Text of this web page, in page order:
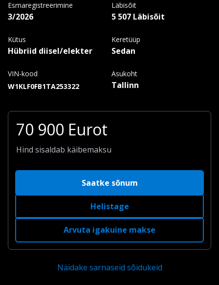
Esmaregistreerimine
3/2026
Läbisõit
5 507 Läbisõit
Kütus
Hübriid diisel/elekter
Keretüüp
Sedan
VIN-kood
W1KLF0FB1TA253322
Asukoht
Tallinn
70 900 Eurot
Hind sisaldab käibemaksu
Saatke sõnum
Helistage
Arvuta igakuine makse
Näidake sarnaseid sõidukeid